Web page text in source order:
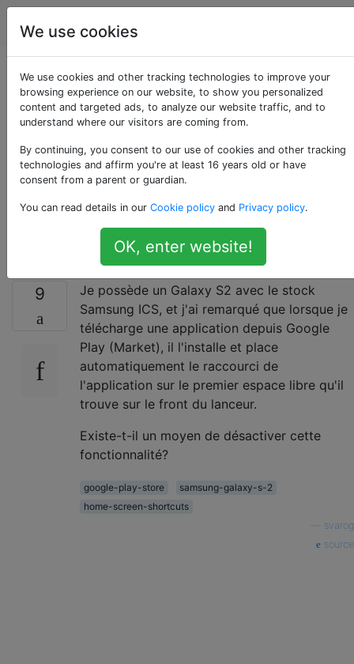
Android
Comment puis-je
désactiver la création
de raccourcis après
l'installation à partir
de Google Play?
9
Je possède un Galaxy S2 avec le stock
Samsung ICS, et j'ai remarqué que lorsque je
télécharge une application depuis Google
Play (Market), il l'installe et place
automatiquement le raccourci de
l'application sur le premier espace libre qu'il
trouve sur le front du lanceur.
Existe-t-il un moyen de désactiver cette
fonctionnalité?
google-play-store
samsung-galaxy-s-2
home-screen-shortcuts
svarog
source
We use cookies
We use cookies and other tracking technologies to improve your
browsing experience on our website, to show you personalized
content and targeted ads, to analyze our website traffic, and to
understand where our visitors are coming from.
By continuing, you consent to our use of cookies and other tracking
technologies and affirm you're at least 16 years old or have
consent from a parent or guardian.
You can read details in our Cookie policy and Privacy policy.
OK, enter website!